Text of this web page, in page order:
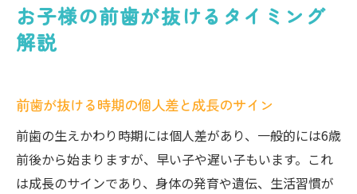
お子様の前歯が抜けるタイミング
解説
前歯が抜ける時期の個人差と成長のサイン
前歯の生えかわり時期には個人差があり、一般的には6歳
前後から始まりますが、早い子や遅い子もいます。これ
は成長のサインであり、身体の発育や遺伝、生活習慣が